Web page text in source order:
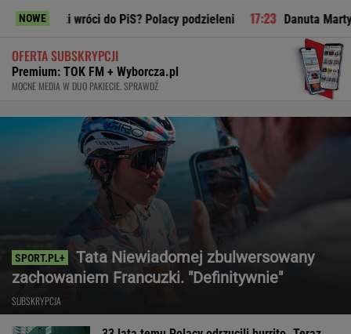
NOWE
do PiS? Polacy podzieleni Danuta Martyniuk
OFERTA SUBSKRYPCJI
Premium: TOK FM + Wyborcza.pl
MOCNE MEDIA W DUO PAKIECIE. SPRAWDŹ
Tata Niewiadomej zbulwersowany
zachowaniem Francuzki. "Definitywnie"
SUBSKRYPCJA